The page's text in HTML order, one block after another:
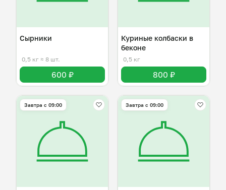
Сырники
0,5 кг ≈ 8 шт.
600 ₽
Куриные колбаски в
беконе
0,5 кг
800 ₽
Завтра c 09:00 Завтра c 09:00